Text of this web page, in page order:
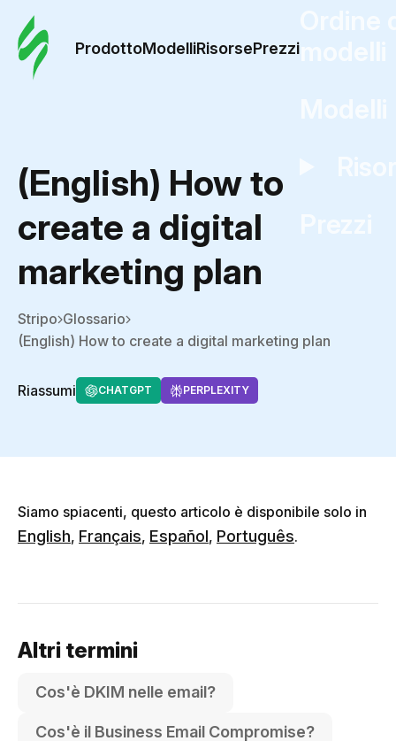
ProdottoModelliRisorsePrezzi
(English) How to
create a digital
marketing plan
Stripo Glossario
(English) How to create a digital marketing plan
Riassumi CHATGPT PERPLEXITY
Siamo spiacenti, questo articolo è disponibile solo in
English, Français, Español, Português.
Altri termini
Cos'è DKIM nelle email?
Cos'è il Business Email Compromise?